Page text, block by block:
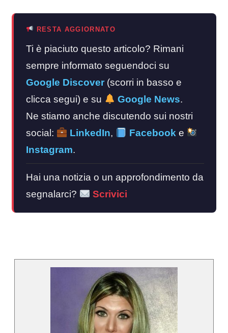
RESTA AGGIORNATO
Ti è piaciuto questo articolo? Rimani
sempre informato seguendoci su
Google Discover (scorri in basso e
clicca segui) e su
Google News.
Ne stiamo anche discutendo sui nostri
social:
LinkedIn, Facebook e
Instagram.
Hai una notizia o un approfondimento da
segnalarci?
Scrivici